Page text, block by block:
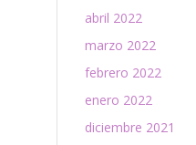
abril 2022
marzo 2022
febrero 2022
enero 2022
diciembre 2021